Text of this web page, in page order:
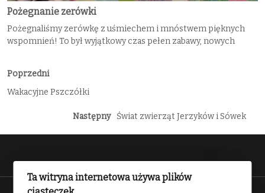
Pożegnanie zerówki
Pożegnaliśmy zerówkę z uśmiechem i mnóstwem pięknych
wspomnień! To był wyjątkowy czas pełen zabawy, nowych
Poprzedni
Wakacyjne Pszczółki
Następny Świat zwierząt Jerzyków i Sówek
Ta witryna internetowa używa plików